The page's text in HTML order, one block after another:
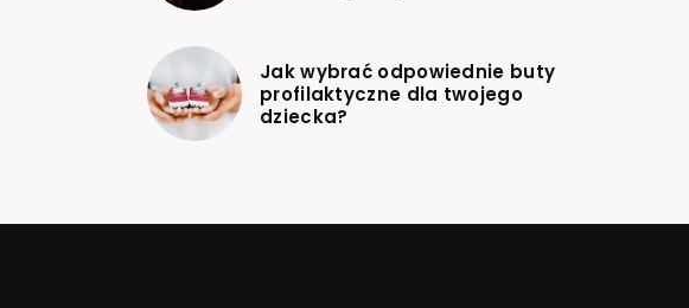
Jak wybrać odpowiednie buty
profilaktyczne dla twojego
dziecka?